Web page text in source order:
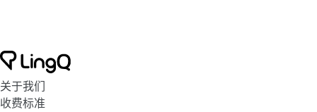
关于我们
收费标准